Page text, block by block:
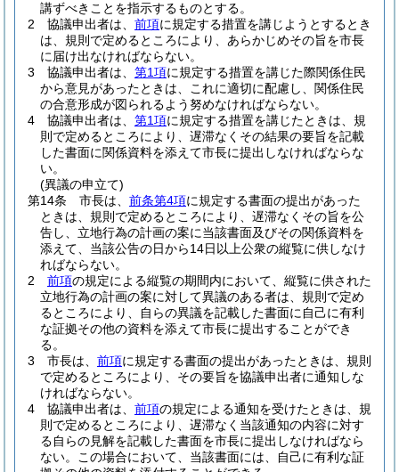
講ずべきことを指示するものとする。
2
協議申出者は、 前項に規定する措置を講じようとするとき
は、規則で定めるところにより、あらかじめその旨を市長
に届け出なければならない。
3
協議申出者は、 第1項に規定する措置を講じた際関係住民
から意見があったときは、これに適切に配慮し、関係住民
の合意形成が図られるよう努めなければならない。
4
協議申出者は、 第1項に規定する措置を講じたときは、規
則で定めるところにより、遅滞なくその結果の要旨を記載
した書面に関係資料を添えて市長に提出しなければならな
い。
(異議の申立て)
第14条
市長は、 前条第4項に規定する書面の提出があった
ときは、規則で定めるところにより、遅滞なくその旨を公
告し、立地行為の計画の案に当該書面及びその関係資料を
添えて、当該公告の日から14日以上公衆の縦覧に供しなけ
ればならない。
2
前項の規定による縦覧の期間内において、縦覧に供された
立地行為の計画の案に対して異議のある者は、規則で定め
るところにより、自らの異議を記載した書面に自己に有利
な証拠その他の資料を添えて市長に提出することができ
る。
3
市長は、 前項に規定する書面の提出があったときは、規則
で定めるところにより、その要旨を協議申出者に通知しな
ければならない。
4
協議申出者は、 前項の規定による通知を受けたときは、規
則で定めるところにより、遅滞なく当該通知の内容に対す
る自らの見解を記載した書面を市長に提出しなければなら
ない。
この場合において、当該書面には、自己に有利な証